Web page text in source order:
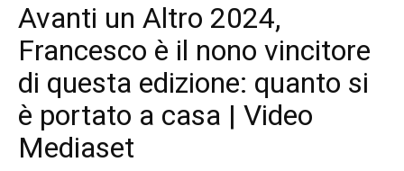
Avanti un Altro 2024,
Francesco è il nono vincitore
di questa edizione: quanto si
è portato a casa | Video
Mediaset